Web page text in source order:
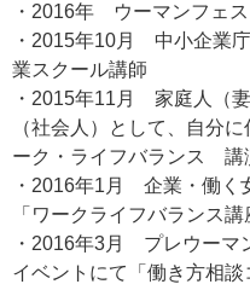
・2016年 ウーマンフェ
・2015年10月 中小企業
業スクール講師
・2015年11月 家庭人（
（社会人）として、自分
ーク・ライフバランス 講
・2016年1月 企業・働く
「ワークライフバランス
・2016年3月 プレウー
イベントにて「働き方相談